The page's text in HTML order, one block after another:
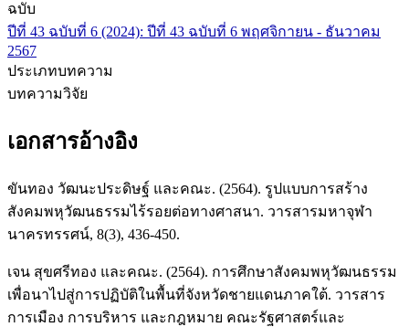
ฉบับ
ปีที่ 43 ฉบับที่ 6 (2024): ปีที่ 43 ฉบับที่ 6 พฤศจิกายน - ธันวาคม
2567
ประเภทบทความ
บทความวิจัย
เอกสารอ้างอิง
ขันทอง วัฒนะประดิษฐ์ และคณะ. (2564). รูปแบบการสร้าง
สังคมพหุวัฒนธรรมไร้รอยต่อทางศาสนา. วารสารมหาจุฬา
นาครทรรศน์, 8(3), 436-450.
เจน สุขศรีทอง และคณะ. (2564). การศึกษาสังคมพหุวัฒนธรรม
เพื่อนาไปสู่การปฏิบัติในพื้นที่จังหวัดชายแดนภาคใต้. วารสาร
การเมือง การบริหาร และกฎหมาย คณะรัฐศาสตร์และ